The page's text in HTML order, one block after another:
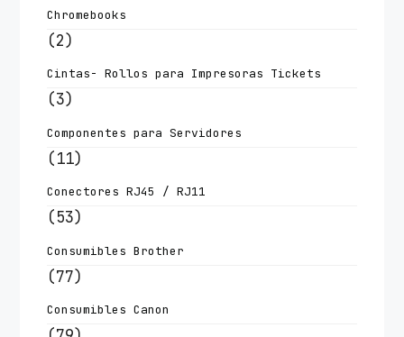
Chromebooks
(2)
Cintas- Rollos para Impresoras Tickets
(3)
Componentes para Servidores
(11)
Conectores RJ45 / RJ11
(53)
Consumibles Brother
(77)
Consumibles Canon